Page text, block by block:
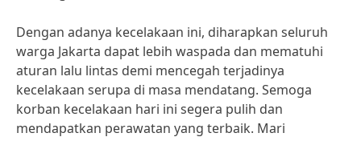
Dengan adanya kecelakaan ini, diharapkan seluruh
warga Jakarta dapat lebih waspada dan mematuhi
aturan lalu lintas demi mencegah terjadinya
kecelakaan serupa di masa mendatang. Semoga
korban kecelakaan hari ini segera pulih dan
mendapatkan perawatan yang terbaik. Mari